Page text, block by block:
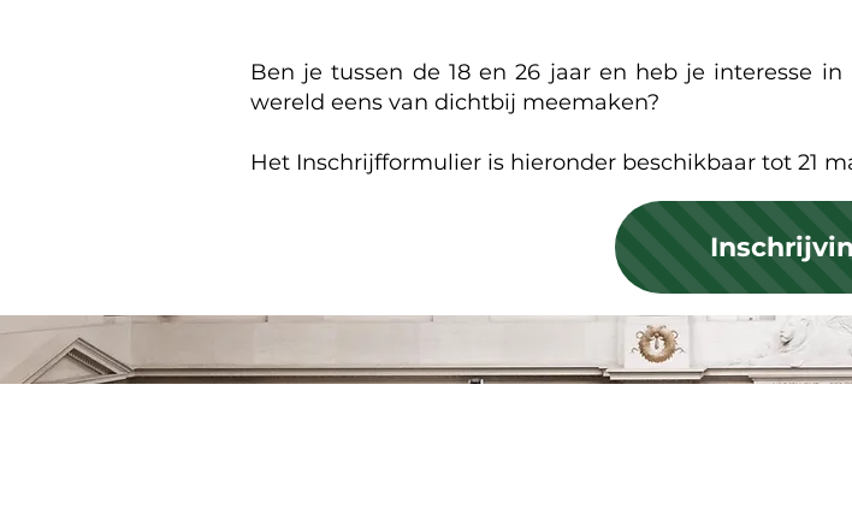
Ben je tussen de 18 en 26 jaar en heb je interesse
wereld eens van dichtbij meemaken?
Het Inschrijfformulier is hieronder beschikbaar tot 21